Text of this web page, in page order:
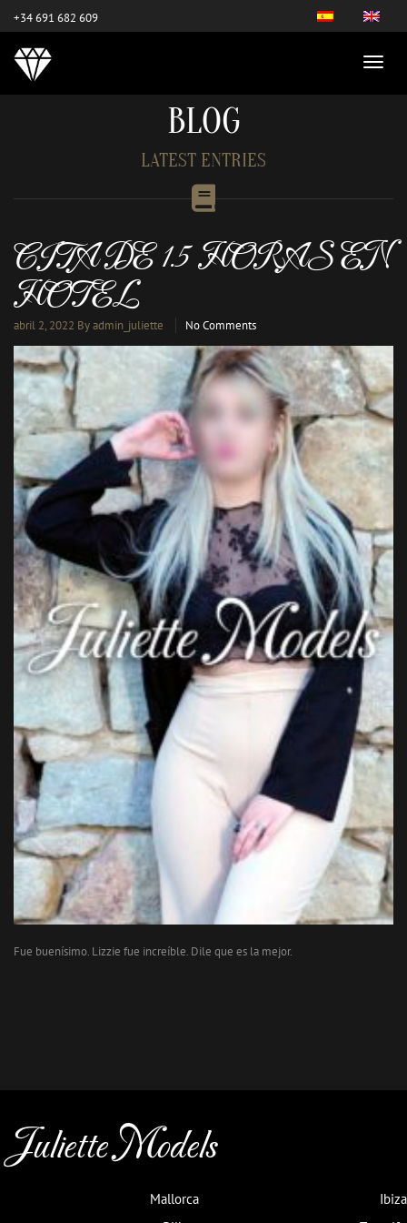
+34 691 682 609
BLOG
LATEST ENTRIES
CITA DE 1.5 HORAS EN
HOTEL
abril 2, 2022 By admin_juliette No Comments
Fue buenísimo. Lizzie fue increíble. Dile que es la mejor.
Juliette Models
Mallorca
Ibiza